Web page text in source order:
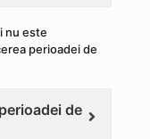
nu este
perioadei de
de